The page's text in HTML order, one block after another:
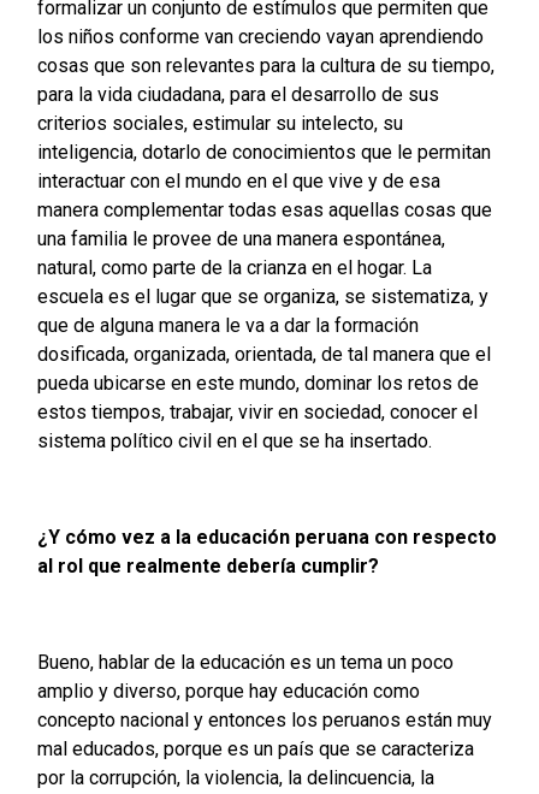
formalizar un conjunto de estímulos que permiten que
los niños conforme van creciendo vayan aprendiendo
cosas que son relevantes para la cultura de su tiempo,
para la vida ciudadana, para el desarrollo de sus
criterios sociales, estimular su intelecto, su
inteligencia, dotarlo de conocimientos que le permitan
interactuar con el mundo en el que vive y de esa
manera complementar todas esas aquellas cosas que
una familia le provee de una manera espontánea,
natural, como parte de la crianza en el hogar. La
escuela es el lugar que se organiza, se sistematiza, y
que de alguna manera le va a dar la formación
dosificada, organizada, orientada, de tal manera que el
pueda ubicarse en este mundo, dominar los retos de
estos tiempos, trabajar, vivir en sociedad, conocer el
sistema político civil en el que se ha insertado.
¿Y cómo vez a la educación peruana con respecto
al rol que realmente debería cumplir?
Bueno, hablar de la educación es un tema un poco
amplio y diverso, porque hay educación como
concepto nacional y entonces los peruanos están muy
mal educados, porque es un país que se caracteriza
por la corrupción, la violencia, la delincuencia, la